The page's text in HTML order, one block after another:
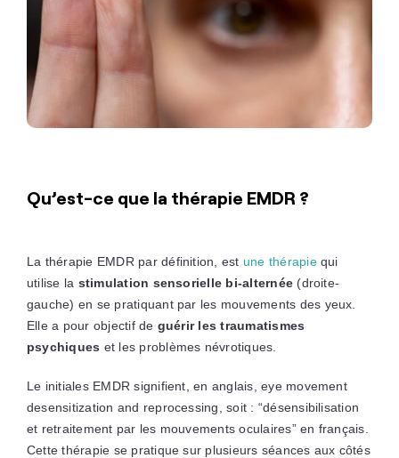
Qu’est-ce que la thérapie EMDR ?
La thérapie EMDR par définition, est une thérapiequi
utilise la stimulation sensorielle bi-alternée (droite-
gauche) en se pratiquant par les mouvements des yeux.
Elle a pour objectif de guérir les traumatismes
psychiques et les problèmes névrotiques.
Le initiales EMDR signifient, en anglais, eye movement
desensitization and reprocessing, soit : “désensibilisation
et retraitement par les mouvements oculaires” en français.
Cette thérapie se pratique sur plusieurs séances aux côtés